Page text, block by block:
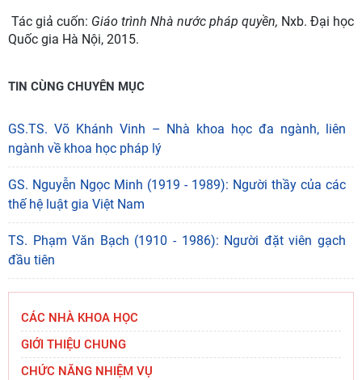
Tác giả cuốn: Giáo trình Nhà nước pháp quyền, Nxb. Đại học
Quốc gia Hà Nội, 2015.
TIN CÙNG CHUYÊN MỤC
GS.TS. Võ Khánh Vinh – Nhà khoa học đa ngành, liên
ngành về khoa học pháp lý
GS. Nguyễn Ngọc Minh (1919 - 1989): Người thầy của các
thế hệ luật gia Việt Nam
TS. Phạm Văn Bạch (1910 - 1986): Người đặt viên gạch
đầu tiên
CÁC NHÀ KHOA HỌC
GIỚI THIỆU CHUNG
CHỨC NĂNG NHIỆM VỤ